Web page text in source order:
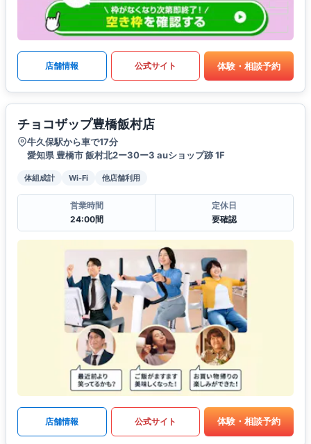
店舗情報 公式サイト 体験・相談予約
チョコザップ豊橋飯村店
牛久保駅から車で17分
愛知県 豊橋市 飯村北2ー30ー3 auショップ跡 1F
体組成計 Wi-Fi 他店舗利用
営業時間
24:00間
定休日
要確認
店舗情報 公式サイト 体験・相談予約